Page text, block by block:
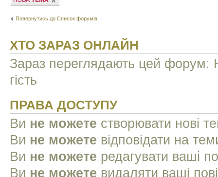
Повернутись до Список форумів
ХТО ЗАРАЗ ОНЛАЙН
Зараз переглядають цей форум:
гість
ПРАВА ДОСТУПУ
Ви не можете створювати нові
Ви не можете відповідати на
Ви не можете редагувати ваші
Ви не можете видаляти ваші